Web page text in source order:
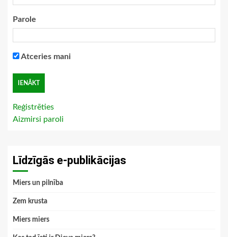
Parole
Atceries mani
Reģistrēties
Aizmirsi paroli
Līdzīgās e-publikācijas
Miers un pilnība
Zem krusta
Miers miers